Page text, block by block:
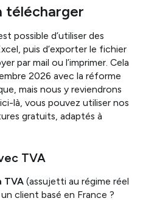
télécharger
possible d’utiliser des
puis d’exporter le fichier
par mail ou l’imprimer. Cela
2026 avec la réforme
mais nous y reviendrons
là, vous pouvez utiliser nos
gratuits, adaptés à
TVA
TVA(assujetti au régime réel
client basé en France ?